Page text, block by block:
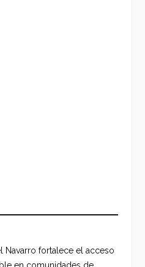
Navarro fortalece el acceso
en comunidades de